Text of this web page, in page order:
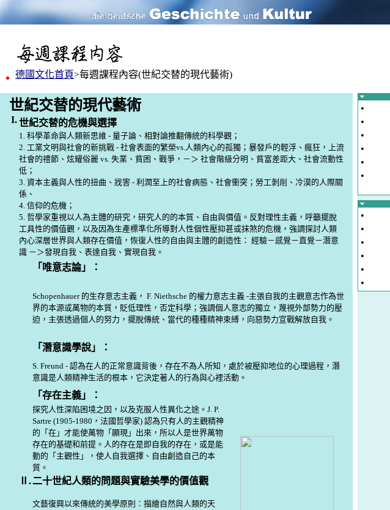
德國文化首頁>每週課程內容(世紀交替的現代藝術)
世紀交替的現代藝術
I. 世紀交替的危機與選擇
1. 科學革命與人類新思維 - 量子論、相對論推翻傳統的科學觀；
2. 工業文明與社會的新挑戰 - 社會表面的繁榮vs.人類內心的孤獨；暴發戶的輕浮、瘋狂，上流
社會的禮節、炫耀俗麗 vs. 失業、貧困、戰爭，－＞ 社會階級分明、貧富差距大、社會流動性
低；
3. 資本主義與人性的扭曲、戕害 - 利潤至上的社會病態、社會衝突；勞工剝削、冷漠的人際關
係、
4. 信仰的危機；
5. 哲學家重視以人為主體的研究，研究人的的本質、自由與價值。反對理性主義，呼籲擺脫
工具性的價值觀，以及因為生產標準化所導對人性個性壓抑甚或抹煞的危機，強調探討人類
內心深層世界與人類存在價值，恢復人性的自由與主體的創造性： 經驗－感覺－直覺－潛意
識 －＞發現自我、表達自我、實現自我。
「唯意志論」：
Schopenhauer 的生存意志主義， F. Niethsche 的權力意志主義 -主張自我的主觀意志作為世
界的本源或萬物的本質，貶低理性，否定科學；強調個人意志的獨立，蔑視外部勢力的壓
迫，主張透過個人的努力，擺脫傳統、當代的種種精神束縛，向惡勢力宣戰解放自我。
「潛意識學說」：
S. Freund - 認為在人的正常意識背後，存在不為人所知，處於被壓抑地位的心理過程，潛
意識是人類精神生活的根本，它決定著人的行為與心裡活動。
「存在主義」：
探究人性深陷困境之因，以及克服人性異化之途。J. P.
Sartre (1905-1980，法國哲學家) 認為只有人的主觀精神
的「在」才能使萬物「顯現」出來，所以人是世界萬物
存在的基礎和前提。人的存在是即自我的存在，或是能
動的「主觀性」，使人自我選擇、自由創造自己的本
質。
Ⅱ. 二十世紀人類的問題與實驗美學的價值觀
文藝復興以來傳統的美學原則：描繪自然與人類的天
•
•
•
•
•
•
•
•
•
•
•
•